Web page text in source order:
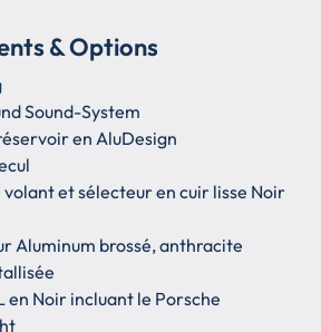
& Options
Sound-System
en AluDesign
volant et sélecteur en cuir lisse Noir
Aluminum brossé, anthracite
en Noir incluant le Porsche